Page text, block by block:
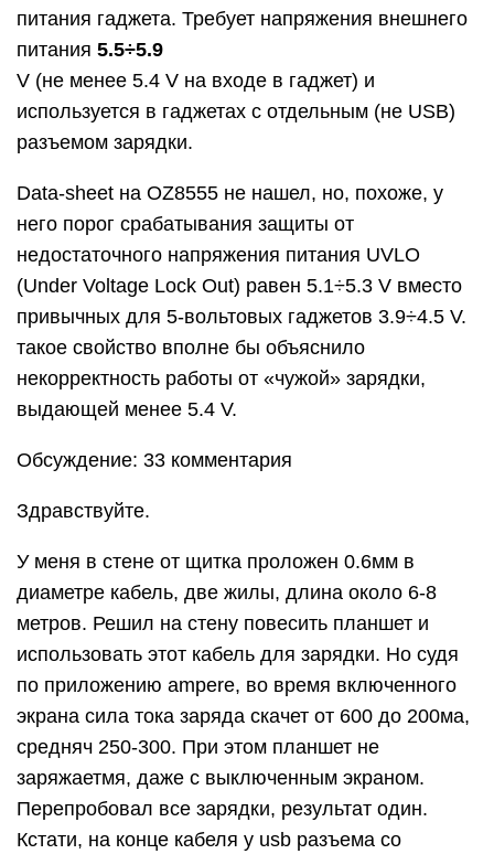
питания гаджета. Требует напряжения внешнего
питания 5.5÷5.9
V (не менее 5.4 V на входе в гаджет) и
используется в гаджетах с отдельным (не USB)
разъемом зарядки.
Data-sheet на OZ8555 не нашел, но, похоже, у
него порог срабатывания защиты от
недостаточного напряжения питания UVLO
(Under Voltage Lock Out) равен 5.1÷5.3 V вместо
привычных для 5-вольтовых гаджетов 3.9÷4.5 V.
такое свойство вполне бы объяснило
некорректность работы от «чужой» зарядки,
выдающей менее 5.4 V.
Обсуждение: 33 комментария
Здравствуйте.
У меня в стене от щитка проложен 0.6мм в
диаметре кабель, две жилы, длина около 6-8
метров. Решил на стену повесить планшет и
использовать этот кабель для зарядки. Но судя
по приложению аmpere, во время включенного
экрана сила тока заряда скачет от 600 до 200ма,
средняч 250-300. При этом планшет не
заряжаетмя, даже с выключенным экраном.
Перепробовал все зарядки, результат один.
Кстати, на конце кабеля у usb разъема со